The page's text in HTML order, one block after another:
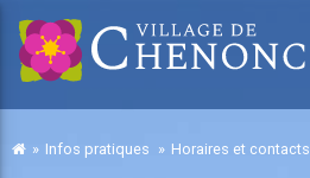
Infos pratiques Horaires et contacts